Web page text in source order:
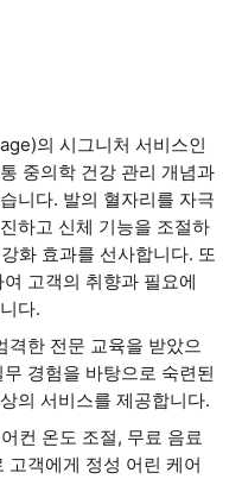
의 시그니처 서비스인
중의학 건강 관리 개념과
니다. 발의 혈자리를 자극
하고 신체 기능을 조절하
화 효과를 선사합니다. 또
고객의 취향과 필요에
다.
격한 전문 교육을 받았으
경험을 바탕으로 숙련된
의 서비스를 제공합니다.
컨 온도 조절, 무료 음료
고객에게 정성 어린 케어